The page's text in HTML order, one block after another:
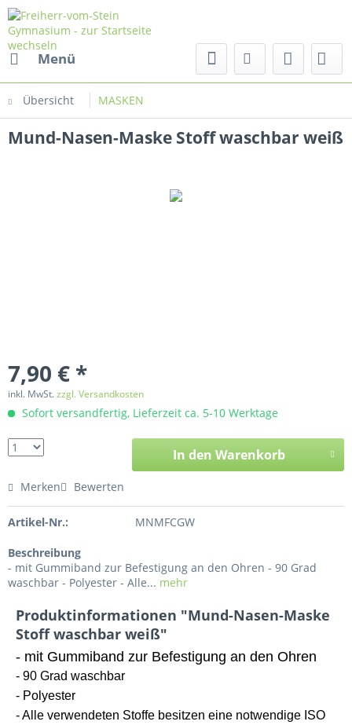
Menü
Übersicht MASKEN
Mund-Nasen-Maske Stoff waschbar weiß
7,90 € *
inkl. MwSt.zzgl. Versandkosten
Sofort versandfertig, Lieferzeit ca. 5-10 Werktage
In den Warenkorb
Merken Bewerten
Artikel-Nr.: MNMFCGW
Beschreibung
- mit Gummiband zur Befestigung an den Ohren - 90 Grad
waschbar - Polyester - Alle... mehr
Produktinformationen "Mund-Nasen-Maske
Stoff waschbar weiß"
- mit Gummiband zur Befestigung an den Ohren
- 90 Grad waschbar
- Polyester
- Alle verwendeten Stoffe besitzen eine notwendige ISO